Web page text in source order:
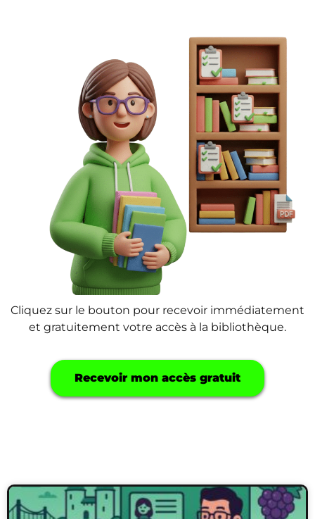
Cliquez sur le bouton pour recevoir immédiatement
et gratuitement votre accès à la bibliothèque.
Recevoir mon accès gratuit